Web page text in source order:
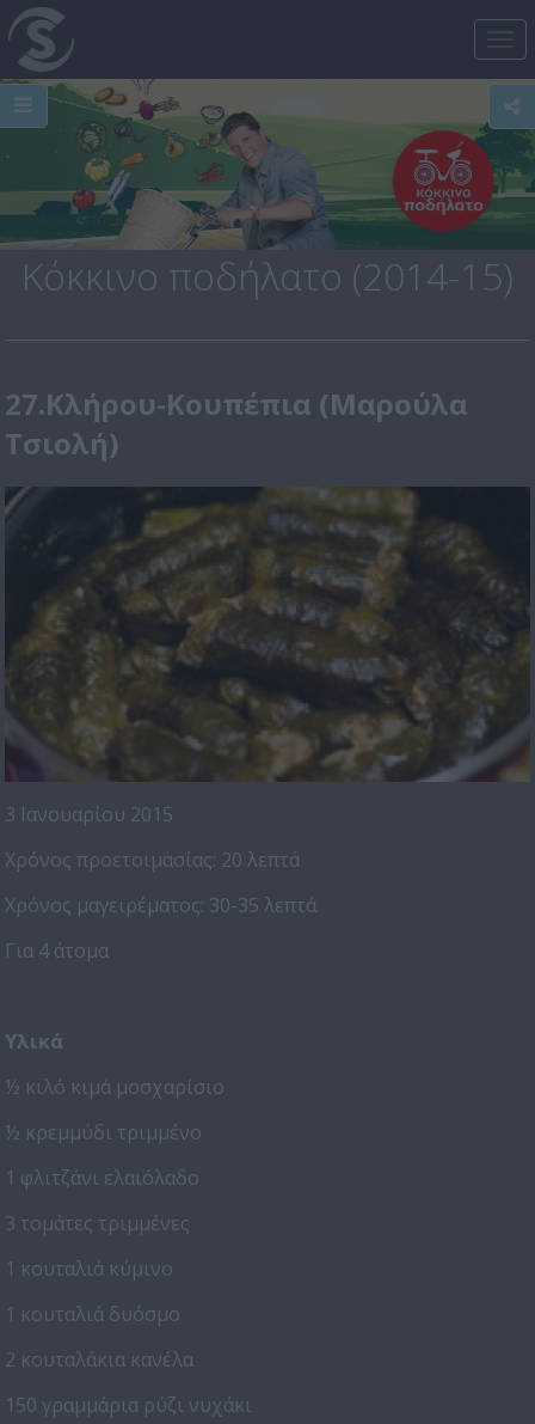
Κόκκινο ποδήλατο (2014-15)
27.Κλήρου-Κουπέπια (Μαρούλα
Τσιολή)
3 Ιανουαρίου 2015
Χρόνος προετοιμασίας: 20 λεπτά
Χρόνος μαγειρέματος: 30-35 λεπτά
Για 4 άτομα
Υλικά
½ κιλό κιμά μοσχαρίσιο
½ κρεμμύδι τριμμένο
1 φλιτζάνι ελαιόλαδο
3 τομάτες τριμμένες
1 κουταλιά κύμινο
1 κουταλιά δυόσμο
2 κουταλάκια κανέλα
150 γραμμάρια ρύζι νυχάκι